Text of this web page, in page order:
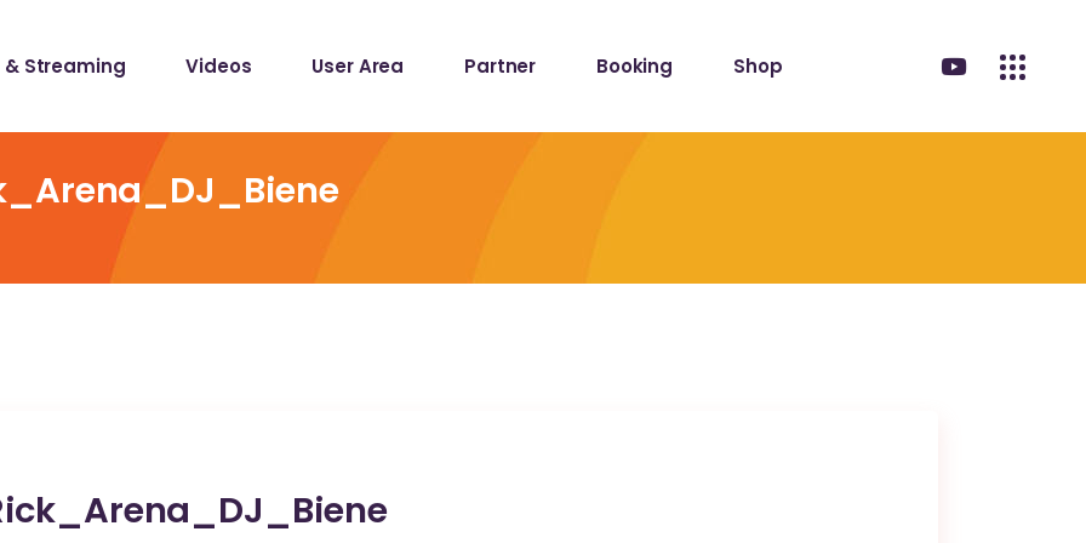
& Streaming Videos User Area Partner Booking Shop